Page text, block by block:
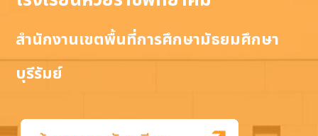
สำนักงานเขตพื้นที่การศึกษามัธยมศึกษา
บุรีรัมย์